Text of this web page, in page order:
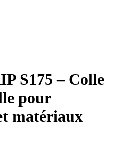
S175 – Colle
pour
matériaux